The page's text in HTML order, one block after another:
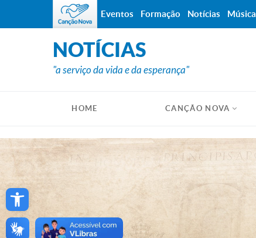
Open toolbar
NOTÍCIAS
"a serviço da vida e da esperança"
HOME CANÇÃO NOVA
Eventos Formação Notícias Música